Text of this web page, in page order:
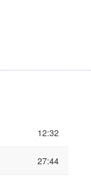
12:32
27:44